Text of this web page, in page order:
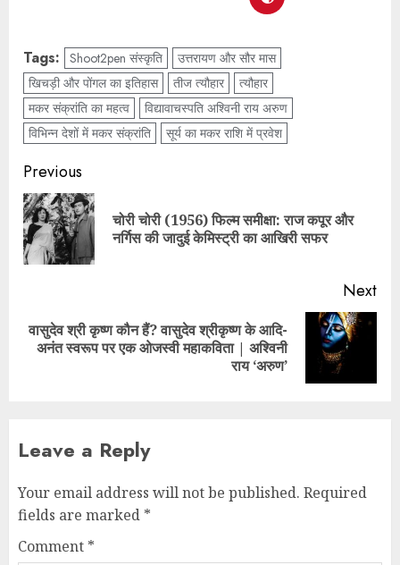
Tags: Shoot2pen संस्कृति
उत्तरायण और सौर मास
खिचड़ी और पोंगल का इतिहास
तीज त्यौहार
त्यौहार
मकर संक्रांति का महत्व
विद्यावाचस्पति अश्विनी राय अरुण
विभिन्न देशों में मकर संक्रांति
सूर्य का मकर राशि में प्रवेश
Previous
चोरी चोरी (1956) फिल्म समीक्षा: राज कपूर और
नर्गिस की जादुई केमिस्ट्री का आखिरी सफर
Next
वासुदेव श्री कृष्ण कौन हैं? वासुदेव श्रीकृष्ण के आदि-
अनंत स्वरूप पर एक ओजस्वी महाकविता | अश्विनी
राय ‘अरुण’
Leave a Reply
Your email address will not be published. Required
fields are marked *
Comment *